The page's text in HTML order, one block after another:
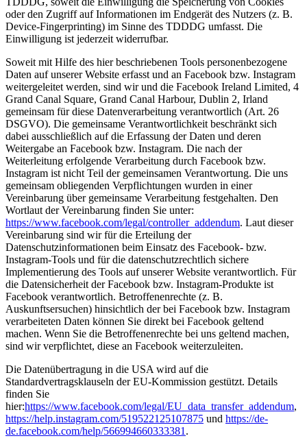
oder den Zugriff auf Informationen im Endgerät des Nutzers (z. B.
Device-Fingerprinting) im Sinne des TDDDG umfasst. Die
Einwilligung ist jederzeit widerrufbar.
Soweit mit Hilfe des hier beschriebenen Tools personenbezogene
Daten auf unserer Website erfasst und an Facebook bzw. Instagram
weitergeleitet werden, sind wir und die Facebook Ireland Limited, 4
Grand Canal Square, Grand Canal Harbour, Dublin 2, Irland
gemeinsam für diese Datenverarbeitung verantwortlich (Art. 26
DSGVO). Die gemeinsame Verantwortlichkeit beschränkt sich
dabei ausschließlich auf die Erfassung der Daten und deren
Weitergabe an Facebook bzw. Instagram. Die nach der
Weiterleitung erfolgende Verarbeitung durch Facebook bzw.
Instagram ist nicht Teil der gemeinsamen Verantwortung. Die uns
gemeinsam obliegenden Verpflichtungen wurden in einer
Vereinbarung über gemeinsame Verarbeitung festgehalten. Den
Wortlaut der Vereinbarung finden Sie unter:
https://www.facebook.com/legal/controller_addendum. Laut dieser
Vereinbarung sind wir für die Erteilung der
Datenschutzinformationen beim Einsatz des Facebook- bzw.
Instagram-Tools und für die datenschutzrechtlich sichere
Implementierung des Tools auf unserer Website verantwortlich. Für
die Datensicherheit der Facebook bzw. Instagram-Produkte ist
Facebook verantwortlich. Betroffenenrechte (z. B.
Auskunftsersuchen) hinsichtlich der bei Facebook bzw. Instagram
verarbeiteten Daten können Sie direkt bei Facebook geltend
machen. Wenn Sie die Betroffenenrechte bei uns geltend machen,
sind wir verpflichtet, diese an Facebook weiterzuleiten.
Die Datenübertragung in die USA wird auf die
Standardvertragsklauseln der EU-Kommission gestützt. Details
finden Sie
hier:https://www.facebook.com/legal/EU_data_transfer_addendum,
https://help.instagram.com/519522125107875 und https://de-
de.facebook.com/help/566994660333381 .